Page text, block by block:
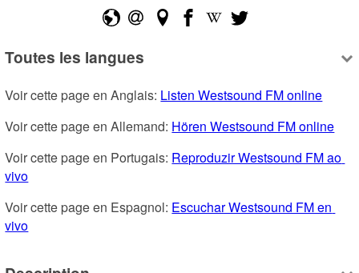
Toutes les langues
Voir cette page en Anglais: Listen Westsound FM online
Voir cette page en Allemand: Hören Westsound FM online
Voir cette page en Portugais: Reproduzir Westsound FM ao
vivo
Voir cette page en Espagnol: Escuchar Westsound FM en
vivo